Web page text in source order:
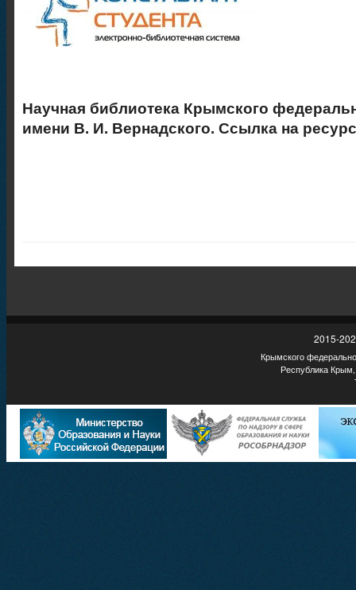
Научная библиотека Крымского
имени В. И. Вернадского. Ссылка на
2015-
Крымского
Республика